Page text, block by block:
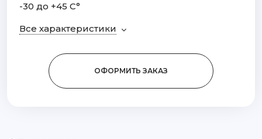
-30 до +45 С°
Все характеристики
ОФОРМИТЬ ЗАКАЗ